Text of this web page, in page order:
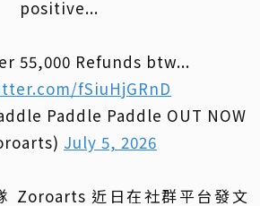
positive...
55,000 Refunds btw...
fSiuHjGRnD
Paddle Paddle OUT NOW
July 5, 2026
Zoroarts 近日在社群平台發文